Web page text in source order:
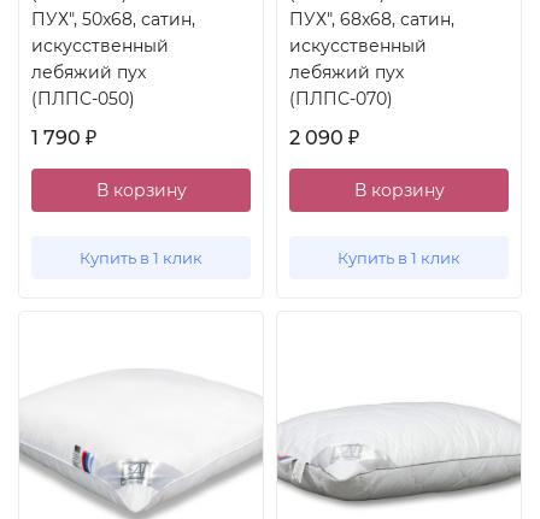
ПУХ", 50x68, сатин,
искусственный
лебяжий пух
(ПЛПС-050)
1 790 ₽
В корзину
Купить в 1 клик
ПУХ", 68x68, сатин,
искусственный
лебяжий пух
(ПЛПС-070)
2 090 ₽
В корзину
Купить в 1 клик